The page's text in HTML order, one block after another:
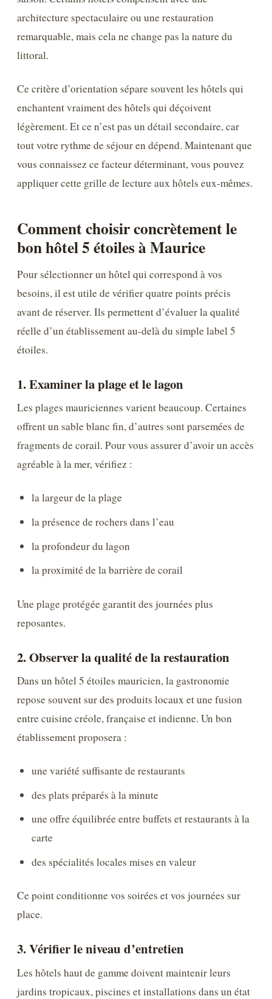
architecture spectaculaire ou une restauration
remarquable, mais cela ne change pas la nature du
littoral.
Ce critère d’orientation sépare souvent les hôtels qui
enchantent vraiment des hôtels qui déçoivent
légèrement. Et ce n’est pas un détail secondaire, car
tout votre rythme de séjour en dépend. Maintenant que
vous connaissez ce facteur déterminant, vous pouvez
appliquer cette grille de lecture aux hôtels eux‑mêmes.
Comment choisir concrètement le
bon hôtel 5 étoiles à Maurice
Pour sélectionner un hôtel qui correspond à vos
besoins, il est utile de vérifier quatre points précis
avant de réserver. Ils permettent d’évaluer la qualité
réelle d’un établissement au-delà du simple label 5
étoiles.
1. Examiner la plage et le lagon
Les plages mauriciennes varient beaucoup. Certaines
offrent un sable blanc fin, d’autres sont parsemées de
fragments de corail. Pour vous assurer d’avoir un accès
agréable à la mer, vérifiez :
la largeur de la plage
la présence de rochers dans l’eau
la profondeur du lagon
la proximité de la barrière de corail
Une plage protégée garantit des journées plus
reposantes.
2. Observer la qualité de la restauration
Dans un hôtel 5 étoiles mauricien, la gastronomie
repose souvent sur des produits locaux et une fusion
entre cuisine créole, française et indienne. Un bon
établissement proposera :
une variété suffisante de restaurants
des plats préparés à la minute
une offre équilibrée entre buffets et restaurants à la
carte
des spécialités locales mises en valeur
Ce point conditionne vos soirées et vos journées sur
place.
3. Vérifier le niveau d’entretien
Les hôtels haut de gamme doivent maintenir leurs
jardins tropicaux, piscines et installations dans un état